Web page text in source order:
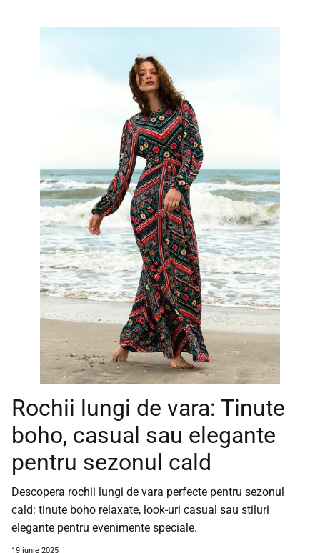
Rochii lungi de vara: Tinute
boho, casual sau elegante
pentru sezonul cald
Descopera rochii lungi de vara perfecte pentru sezonul
cald: tinute boho relaxate, look-uri casual sau stiluri
elegante pentru evenimente speciale.
19 iunie 2025